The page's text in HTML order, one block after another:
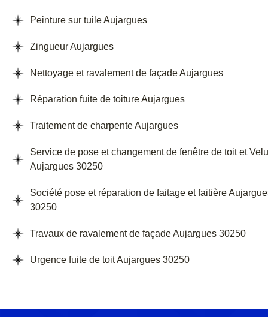
Peinture sur tuile Aujargues
Zingueur Aujargues
Nettoyage et ravalement de façade Aujargues
Réparation fuite de toiture Aujargues
Traitement de charpente Aujargues
Service de pose et changement de fenêtre de toit et
Aujargues 30250
Société pose et réparation de faitage et faitière
30250
Travaux de ravalement de façade Aujargues 30250
Urgence fuite de toit Aujargues 30250